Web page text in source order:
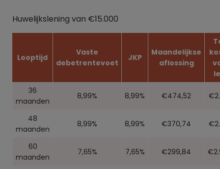
Huwelijkslening van €15.000
Looptijd
Vaste
debetrentevoet
JKP
Maandelijkse
aflossing
36
maanden
8,99% 8,99% €474,52
48
maanden
8,99% 8,99% €370,74
60
maanden
7,65% 7,65% €299,84